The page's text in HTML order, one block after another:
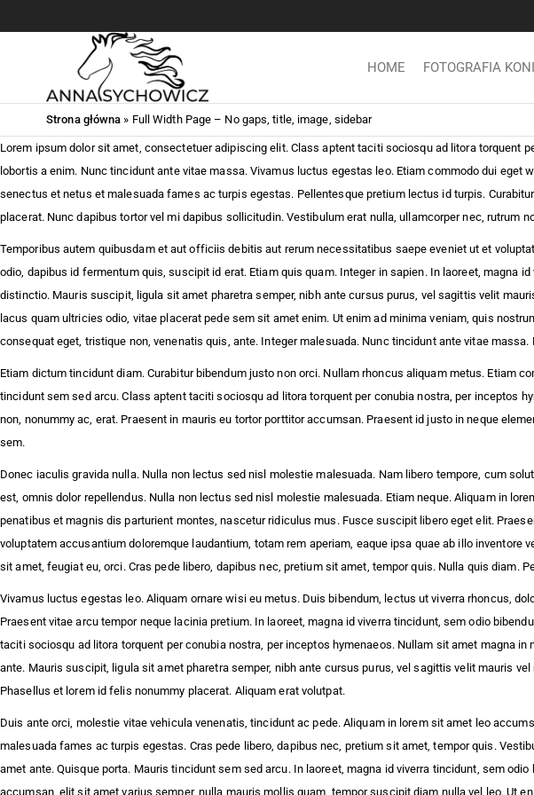
Anna
Sychowicz
::
Fotografia
jeździecka,
artystyczne
zdjęcia
koni i sesje
z końmi.
Fotografia
psów,
zdjęcia
końmi,
fotografia
jeździecka,
zdjęcia koni,
baśniowe
zdjęcia ze
Fotografia
psów, zdjęcia
psów. ::
Warszawa ::
Błonie ::
Łowicz ::
Skierniewice
Grodzisk
:: Piaseczno
Piastów ::
Kampinos ::
Leszno ::
Ożarów
:: Milanówek
:: Radomsko
::
Częstochowa
HOME FOTOGRAFIA KONI
Strona główna » Full Width Page – No gaps, title, image, sidebar
Lorem ipsum dolor sit amet, consectetuer adipiscing elit. Class aptent taciti sociosqu ad litora torquent
lobortis a enim. Nunc tincidunt ante vitae massa. Vivamus luctus egestas leo. Etiam commodo dui
senectus et netus et malesuada fames ac turpis egestas. Pellentesque pretium lectus id turpis.
placerat. Nunc dapibus tortor vel mi dapibus sollicitudin. Vestibulum erat nulla, ullamcorper nec, rutrum
Temporibus autem quibusdam et aut officiis debitis aut rerum necessitatibus saepe eveniet ut et
odio, dapibus id fermentum quis, suscipit id erat. Etiam quis quam. Integer in sapien. In laoreet, magna
distinctio. Mauris suscipit, ligula sit amet pharetra semper, nibh ante cursus purus, vel sagittis velit
lacus quam ultricies odio, vitae placerat pede sem sit amet enim. Ut enim ad minima veniam, quis
consequat eget, tristique non, venenatis quis, ante. Integer malesuada. Nunc tincidunt ante vitae
Etiam dictum tincidunt diam. Curabitur bibendum justo non orci. Nullam rhoncus aliquam metus. Etiam
tincidunt sem sed arcu. Class aptent taciti sociosqu ad litora torquent per conubia nostra, per inceptos
non, nonummy ac, erat. Praesent in mauris eu tortor porttitor accumsan. Praesent id justo in neque
sem.
Donec iaculis gravida nulla. Nulla non lectus sed nisl molestie malesuada. Nam libero tempore, cum
est, omnis dolor repellendus. Nulla non lectus sed nisl molestie malesuada. Etiam neque. Aliquam in
penatibus et magnis dis parturient montes, nascetur ridiculus mus. Fusce suscipit libero eget elit.
voluptatem accusantium doloremque laudantium, totam rem aperiam, eaque ipsa quae ab illo
sit amet, feugiat eu, orci. Cras pede libero, dapibus nec, pretium sit amet, tempor quis. Nulla quis
Vivamus luctus egestas leo. Aliquam ornare wisi eu metus. Duis bibendum, lectus ut viverra rhoncus,
Praesent vitae arcu tempor neque lacinia pretium. In laoreet, magna id viverra tincidunt, sem odio
taciti sociosqu ad litora torquent per conubia nostra, per inceptos hymenaeos. Nullam sit amet magna
ante. Mauris suscipit, ligula sit amet pharetra semper, nibh ante cursus purus, vel sagittis velit mauris
Phasellus et lorem id felis nonummy placerat. Aliquam erat volutpat.
Duis ante orci, molestie vitae vehicula venenatis, tincidunt ac pede. Aliquam in lorem sit amet leo
malesuada fames ac turpis egestas. Cras pede libero, dapibus nec, pretium sit amet, tempor quis.
amet ante. Quisque porta. Mauris tincidunt sem sed arcu. In laoreet, magna id viverra tincidunt, sem
accumsan, elit sit amet varius semper, nulla mauris mollis quam, tempor suscipit diam nulla vel leo. Ut